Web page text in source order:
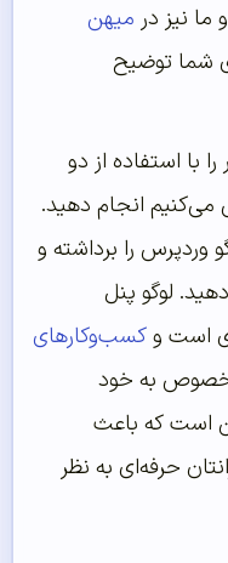
نیز در میهن
شما توضیح
با استفاده از دو
می‌کنیم انجام دهید.
را برداشته و
لوگو پنل
است وکسب‌وکارهای
مخصوص به خود
است که باعث
حرفه‌ای به نظر